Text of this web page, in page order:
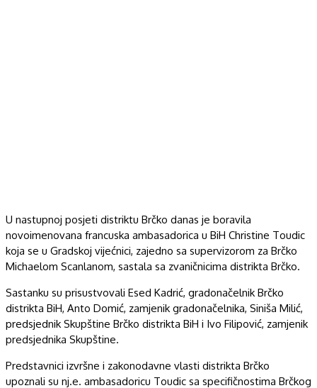
U nastupnoj posjeti distriktu Brčko danas je boravila
novoimenovana francuska ambasadorica u BiH Christine Toudic
koja se u Gradskoj vijećnici, zajedno sa supervizorom za Brčko
Michaelom Scanlanom, sastala sa zvaničnicima distrikta Brčko.
Sastanku su prisustvovali Esed Kadrić, gradonačelnik Brčko
distrikta BiH, Anto Domić, zamjenik gradonačelnika, Siniša Milić,
predsjednik Skupštine Brčko distrikta BiH i Ivo Filipović, zamjenik
predsjednika Skupštine.
Predstavnici izvršne i zakonodavne vlasti distrikta Brčko
upoznali su nj.e. ambasadoricu Toudic sa specifičnostima Brčkog